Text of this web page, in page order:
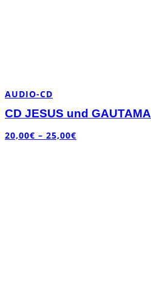
AUDIO-CD
CD JESUS und GAUTAMA
20,00€ – 25,00€